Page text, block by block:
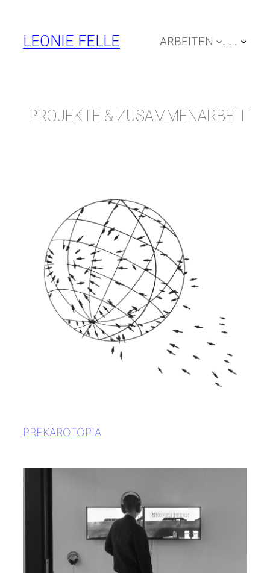
Inhalt
springen
LEONIE FELLE ARBEITEN . . .
PROJEKTE & ZUSAMMENARBEIT
PREKÄROTOPIA